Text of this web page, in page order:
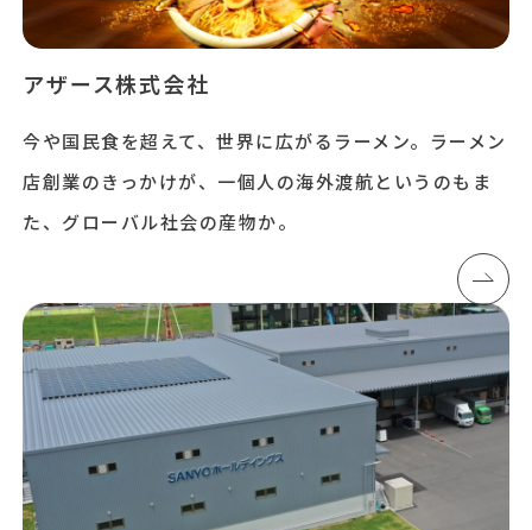
アザース株式会社
今や国民食を超えて、世界に広がるラーメン。ラーメン
店創業のきっかけが、一個人の海外渡航というのもま
た、グローバル社会の産物か。